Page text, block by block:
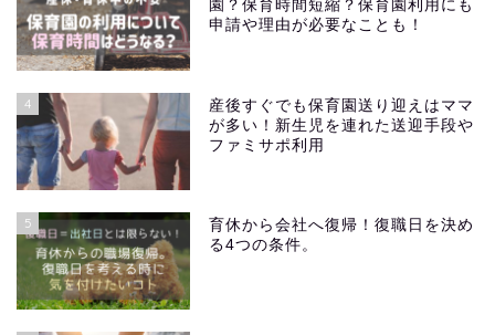
園？保育時間短縮？保育園利用にも
申請や理由が必要なことも！
4
産後すぐでも保育園送り迎えはママ
が多い！新生児を連れた送迎手段や
ファミサポ利用
5
育休から会社へ復帰！復職日を決め
る4つの条件。